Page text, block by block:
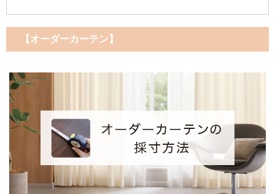
【オーダーカーテン】